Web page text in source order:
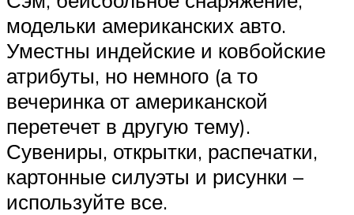
модельки американских авто.
Уместны индейские и ковбойские
атрибуты, но немного (а то
вечеринка от американской
перетечет в другую тему).
Сувениры, открытки, распечатки,
картонные силуэты и рисунки –
используйте все.